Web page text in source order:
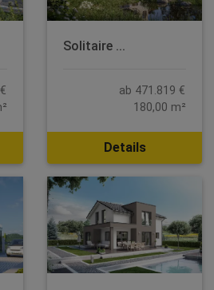
Solitaire ...
ab 471.819 €
180,00 m²
Details